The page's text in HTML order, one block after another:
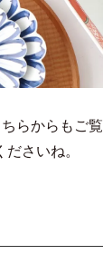
らからもご覧
さいね。